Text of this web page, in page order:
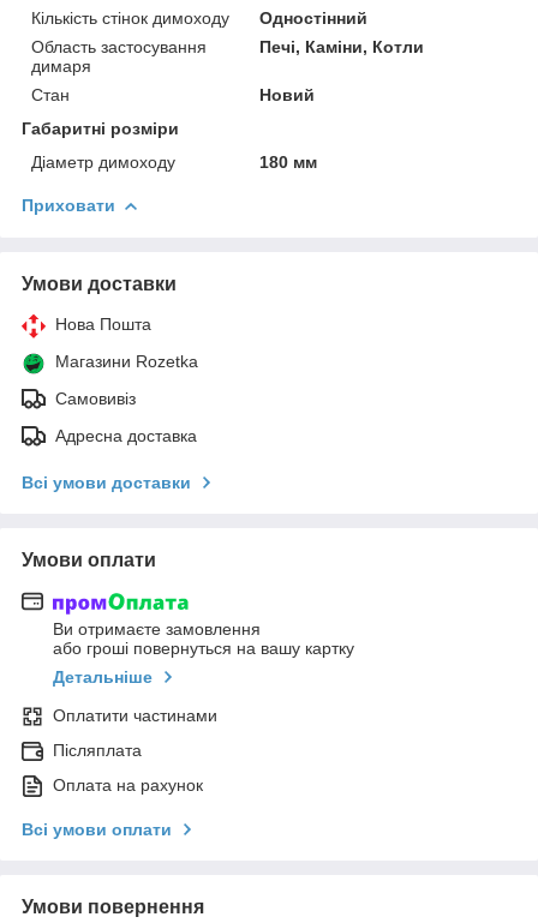
Кількість стінок димоходу
Одностінний
Область застосування
димаря
Печі, Каміни, Котли
Стан
Новий
Габаритні розміри
Діаметр димоходу
180 мм
Приховати
Умови доставки
Нова Пошта
Магазини Rozetka
Самовивіз
Адресна доставка
Всі умови доставки
Умови оплати
Ви отримаєте замовлення
або гроші повернуться на вашу картку
Детальніше
Оплатити частинами
Післяплата
Оплата на рахунок
Всі умови оплати
Умови повернення